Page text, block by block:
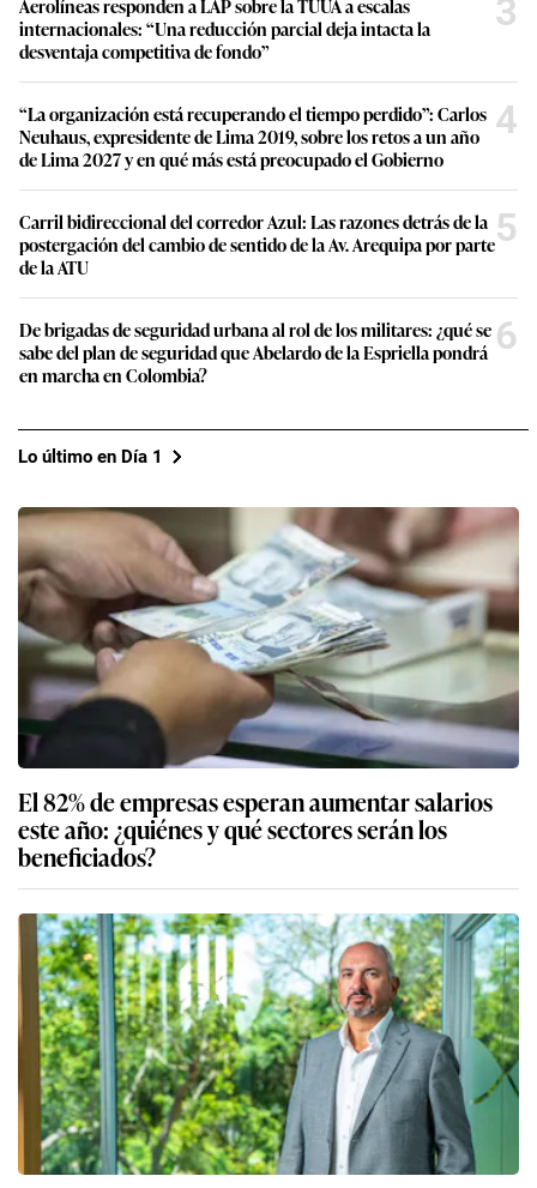
Aerolíneas responden a LAP sobre la TUUA a escalas
internacionales: “Una reducción parcial deja intacta la
desventaja competitiva de fondo”
3
“La organización está recuperando el tiempo perdido”: Carlos
Neuhaus, expresidente de Lima 2019, sobre los retos a un año
de Lima 2027 y en qué más está preocupado el Gobierno
4
Carril bidireccional del corredor Azul: Las razones detrás de la
postergación del cambio de sentido de la Av. Arequipa por parte
de la ATU
5
De brigadas de seguridad urbana al rol de los militares: ¿qué se
sabe del plan de seguridad que Abelardo de la Espriella pondrá
en marcha en Colombia?
6
Lo último en Día 1
El 82% de empresas esperan aumentar salarios
este año: ¿quiénes y qué sectores serán los
beneficiados?